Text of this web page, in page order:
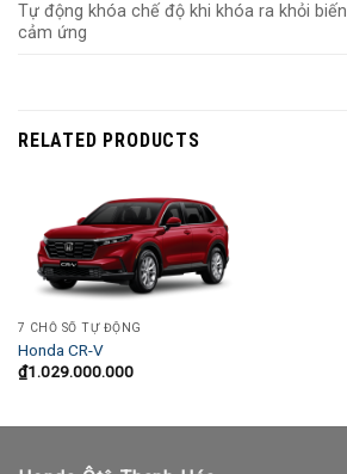
Tự động khóa chế độ khi khóa ra khỏi biến
cảm ứng
RELATED PRODUCTS
7 CHỖ SỐ TỰ ĐỘNG
Honda CR-V
₫1.029.000.000